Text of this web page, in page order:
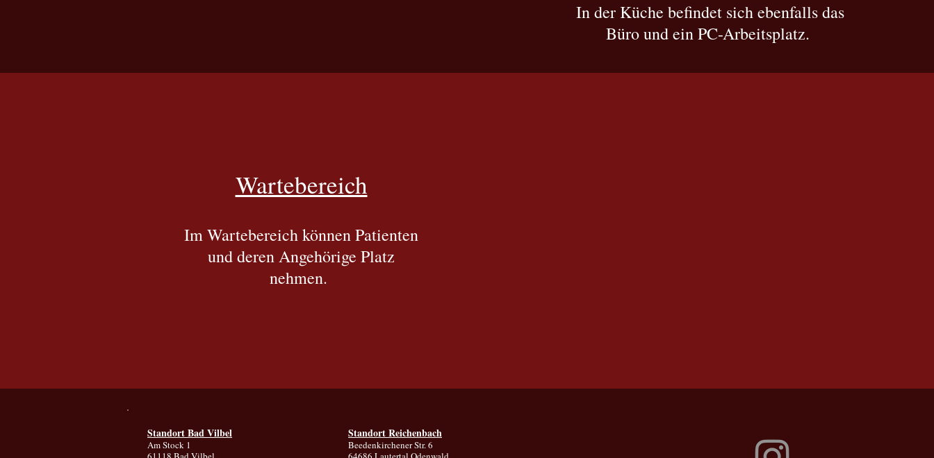
In der Küche befindet sich ebenfalls das
Büro und ein PC-Arbeitsplatz.
Wartebereich
Im Wartebereich können Patienten
und deren Angehörige Platz
nehmen.
Standort Bad Vilbel
Am Stock 1
Standort Reichenbach
Beedenkirchener Str. 6